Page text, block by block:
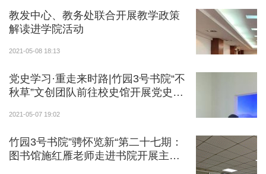
教发中心、教务处联合开展教学政策
解读进学院活动
2021-05-08 18:13
党史学习·重走来时路|竹园3号书院“不
秋草”文创团队前往校史馆开展党史研
2021-05-07 19:02
竹园3号书院”骋怀览新“第二十七期：
图书馆施红雁老师走进书院开展主题